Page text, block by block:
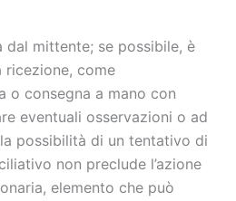
mittente; se possibile, è
ricezione, come
o consegna a mano con
eventuali osservazioni o ad
possibilità di un tentativo di
non preclude l’azione
elemento che può